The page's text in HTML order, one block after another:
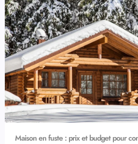
Maison en fuste : prix et budget pour